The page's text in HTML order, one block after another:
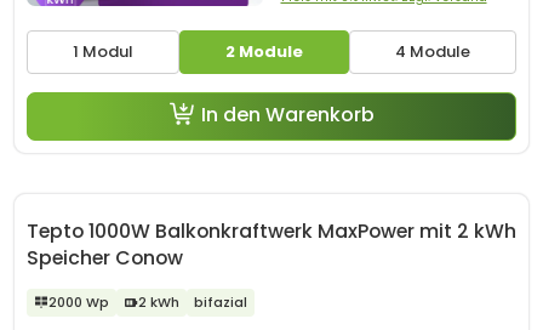
1 Modul 2 Module 4 Module
In den Warenkorb
Tepto 1000W Balkonkraftwerk MaxPower mit 2 kWh
Speicher Conow
2000 Wp 2 kWh bifazial